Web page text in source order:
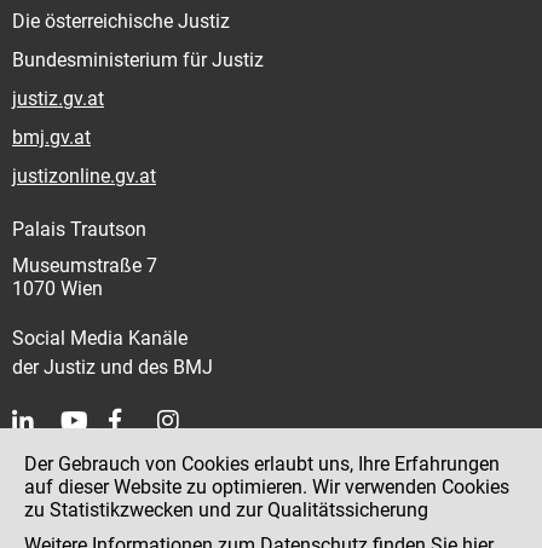
Die österreichische Justiz
Bundesministerium für Justiz
justiz.gv.at
bmj.gv.at
justizonline.gv.at
Palais Trautson
Museumstraße 7
1070 Wien
Social Media Kanäle
der Justiz und des BMJ
Kontakt
Impressum
Der Gebrauch von Cookies erlaubt uns, Ihre Erfahrungen
auf dieser Website zu optimieren. Wir verwenden Cookies
zu Statistikzwecken und zur Qualitätssicherung